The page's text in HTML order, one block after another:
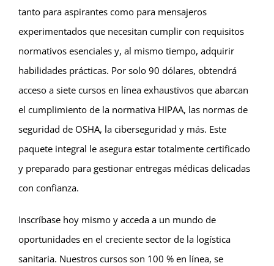
tanto para aspirantes como para mensajeros
experimentados que necesitan cumplir con requisitos
normativos esenciales y, al mismo tiempo, adquirir
habilidades prácticas. Por solo 90 dólares, obtendrá
acceso a siete cursos en línea exhaustivos que abarcan
el cumplimiento de la normativa HIPAA, las normas de
seguridad de OSHA, la ciberseguridad y más. Este
paquete integral le asegura estar totalmente certificado
y preparado para gestionar entregas médicas delicadas
con confianza.
Inscríbase hoy mismo y acceda a un mundo de
oportunidades en el creciente sector de la logística
sanitaria. Nuestros cursos son 100 % en línea, se